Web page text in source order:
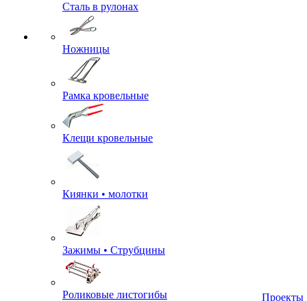
Сталь в рулонах
Ножницы
Рамка кровельные
Клещи кровельные
Киянки • молотки
Зажимы • Струбцины
Роликовые листогибы